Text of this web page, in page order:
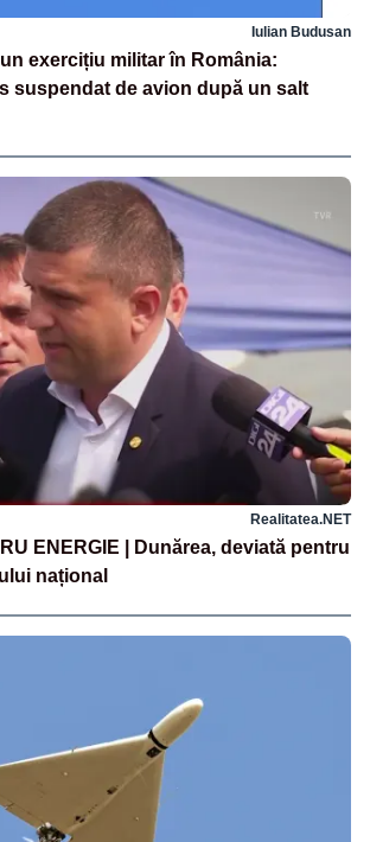
Iulian Budusan
exercițiu militar în România:
suspendat de avion după un salt
Realitatea.NET
ENERGIE | Dunărea, deviată pentru
național